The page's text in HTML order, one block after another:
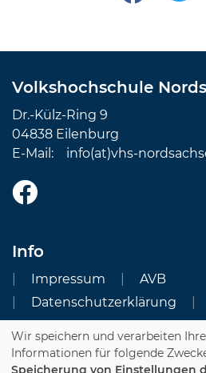
Volkshochschule
Dr.-Külz-Ring 9
04838 Eilenburg
E-Mail: info(at)vhs-
Info
Impressum
AVB
Datenschutzerklärung
Cookie Einstellungen
Wir speichern und verarbeiten
Informationen für folgende
Speicherung von Einstellungen